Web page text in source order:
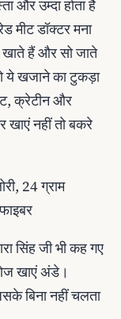
और उम्‍दा होता है
मीट डॉक्‍टर मना
खाते हैं और सो जाते
ये खजाने का टुकड़ा
क्रेटीन और
खाएं नहीं तो बकरे
24 ग्राम
सिंह जी भी कह गए
खाएं अंडे।
बिना नहीं चलता